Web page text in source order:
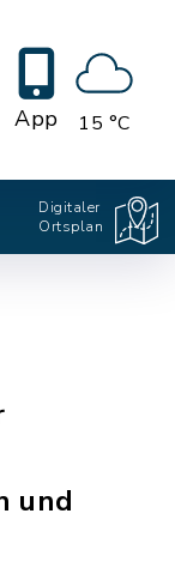
App 15 °C
Digitaler
Ortsplan
und